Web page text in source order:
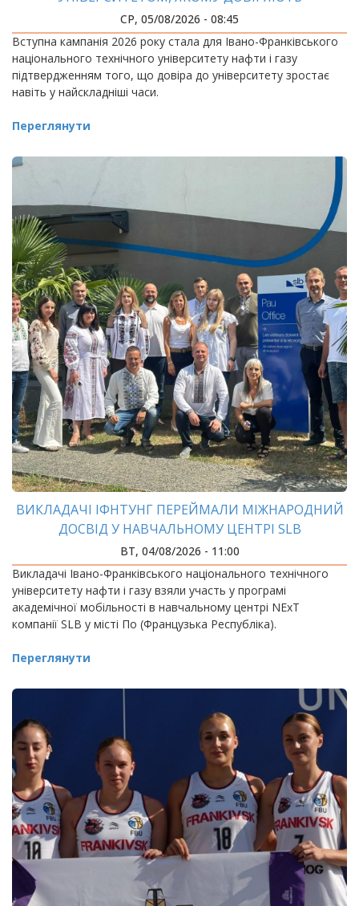
СР, 05/08/2026 - 08:45
Вступна кампанія 2026 року стала для Івано-Франківського
національного технічного університету нафти і газу
підтвердженням того, що довіра до університету зростає
навіть у найскладніші часи.
Переглянути
ВИКЛАДАЧІ ІФНТУНГ ПЕРЕЙМАЛИ МІЖНАРОДНИЙ
ДОСВІД У НАВЧАЛЬНОМУ ЦЕНТРІ SLB
ВТ, 04/08/2026 - 11:00
Викладачі Івано-Франківського національного технічного
університету нафти і газу взяли участь у програмі
академічної мобільності в навчальному центрі NExT
компанії SLB у місті По (Французька Республіка).
Переглянути